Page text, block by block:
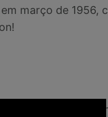
março de 1956,
jazz famosas